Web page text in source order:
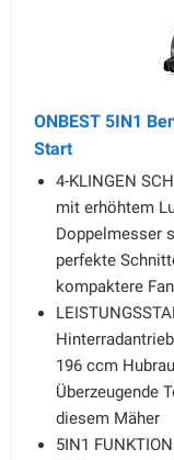
ONBEST 5IN1
Start
4-KLINGEN
mit erhöhtem
Doppelmesser
perfekte
kompaktere
196 ccm
Überzeugende
diesem Mäher
5IN1